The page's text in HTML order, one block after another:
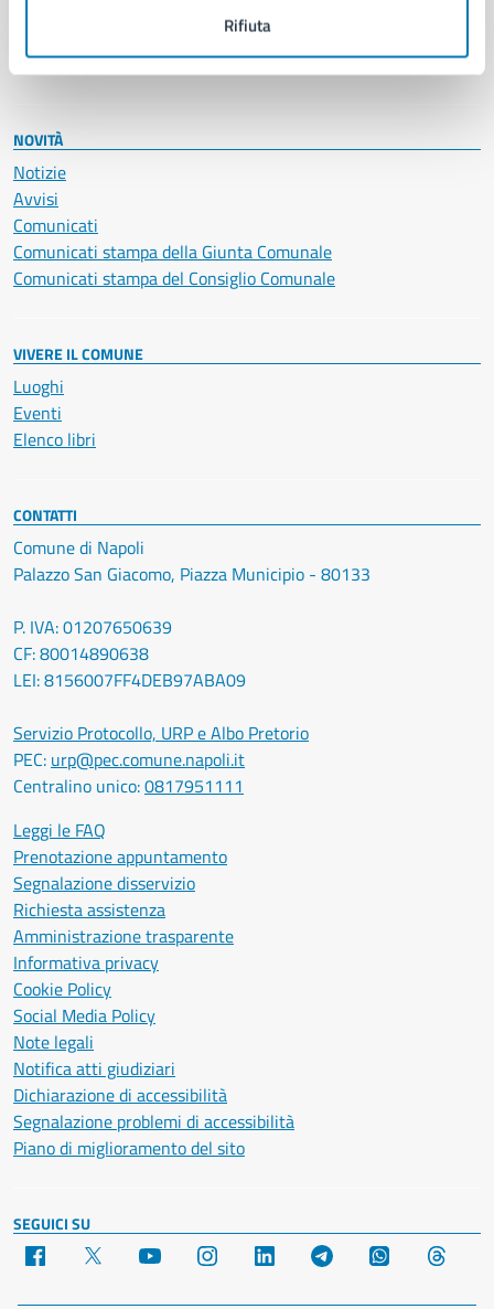
Rifiuta
Vita lavorativa
NOVITÀ
Notizie
Avvisi
Comunicati
Comunicati stampa della Giunta Comunale
Comunicati stampa del Consiglio Comunale
VIVERE IL COMUNE
Luoghi
Eventi
Elenco libri
CONTATTI
Comune di Napoli
Palazzo San Giacomo, Piazza Municipio - 80133
P. IVA: 01207650639
CF: 80014890638
LEI: 8156007FF4DEB97ABA09
Servizio Protocollo, URP e Albo Pretorio
PEC: urp@pec.comune.napoli.it
Centralino unico:0817951111
Leggi le FAQ
Prenotazione appuntamento
Segnalazione disservizio
Richiesta assistenza
Amministrazione trasparente
Informativa privacy
Cookie Policy
Social Media Policy
Note legali
Notifica atti giudiziari
Dichiarazione di accessibilità
Segnalazione problemi di accessibilità
Piano di miglioramento del sito
SEGUICI SU
Facebook YouTube Instagram LinkedIn Telegram WhatsApp